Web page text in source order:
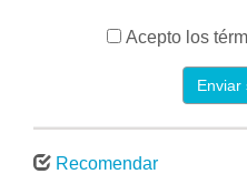
Acepto los
Enviar
Recomendar